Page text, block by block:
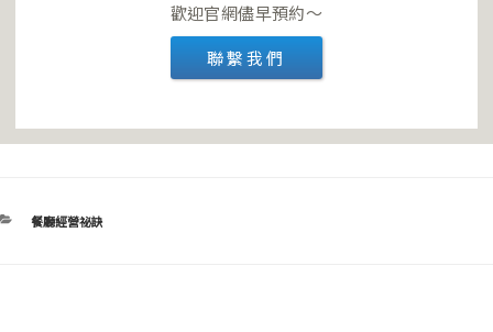
歡迎官網儘早預約～
聯繫我們
分
餐廳經營祕訣